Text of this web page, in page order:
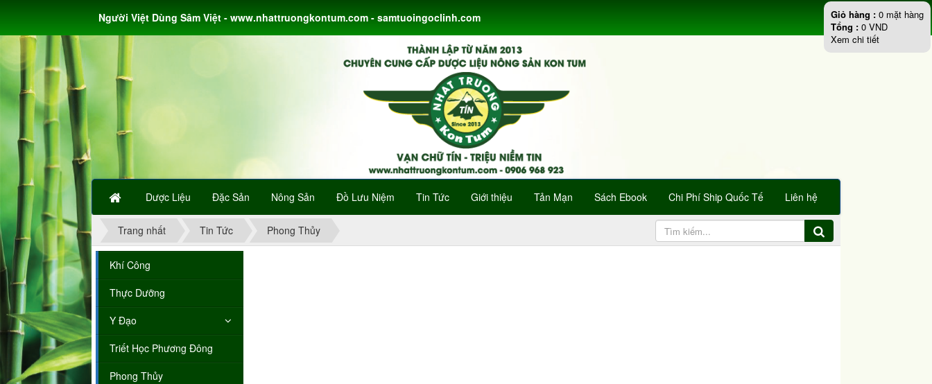
Dược Liệu Đặc Sản Nông Sản Đồ Lưu Niệm Tin Tức Giới thiệu Tản Mạn Sách Ebook Chi Phí Ship Quốc Tế Liên hệ
Người Việt Dùng Sâm Việt - www.nhattruongkontum.com - samtuoingoclinh.com
Trang nhất Tin Tức Phong Thủy
Khí Công
Thực Dưỡng
Y Đạo
Triết Học Phương Đông
Phong Thủy
Giỏ hàng : 0 mặt hàng
Tổng : 0 VND
Xem chi tiết